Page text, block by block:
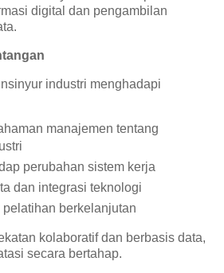
digital dan pengambilan
industri menghadapi
manajemen tentang
perubahan sistem kerja
dan integrasi teknologi
berkelanjutan
kolaboratif dan berbasis data,
secara bertahap.